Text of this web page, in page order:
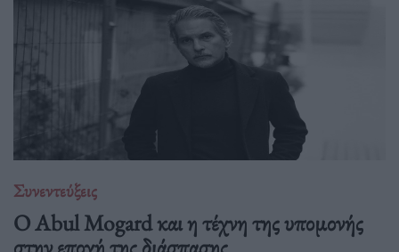
Συνεντεύξεις
Ο Abul Mogard και η τέχνη της υπομονής